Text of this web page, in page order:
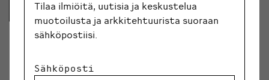
Lue lisää
Tilaa ilmiöitä, uutisia ja keskustelua
muotoilusta ja arkkitehtuurista suoraan
sähköpostiisi.
Sähköposti